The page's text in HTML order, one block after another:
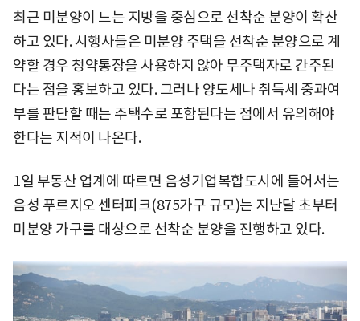
최근 미분양이 느는 지방을 중심으로 선착순 분양이 확산
하고 있다. 시행사들은 미분양 주택을 선착순 분양으로 계
약할 경우 청약통장을 사용하지 않아 무주택자로 간주된
다는 점을 홍보하고 있다. 그러나 양도세나 취득세 중과여
부를 판단할 때는 주택수로 포함된다는 점에서 유의해야
한다는 지적이 나온다.
1일 부동산 업계에 따르면 음성기업복합도시에 들어서는
음성 푸르지오 센터피크(875가구 규모)는 지난달 초부터
미분양 가구를 대상으로 선착순 분양을 진행하고 있다.